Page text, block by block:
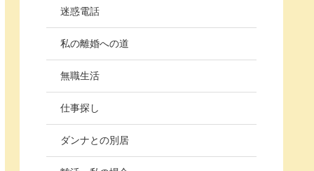
迷惑電話
私の離婚への道
無職生活
仕事探し
ダンナとの別居